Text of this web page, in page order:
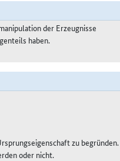
der Erzeugnisse
haben.
zu begründen.
oder nicht.